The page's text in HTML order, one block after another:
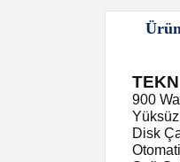
900
Disk